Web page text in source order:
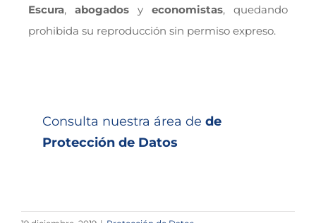
Escura, abogados y economistas, quedando
prohibida su reproducción sin permiso expreso.
Consulta nuestra área de de
Protección de Datos